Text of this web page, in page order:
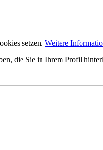
setzen. Weitere
die Sie in Ihrem Profil